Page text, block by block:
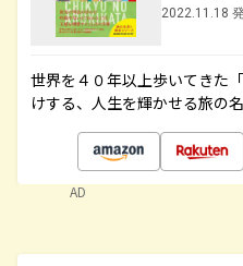
2022.11.18
世界を４０年以上歩いてきた
けする、人生を輝かせる旅の
AD